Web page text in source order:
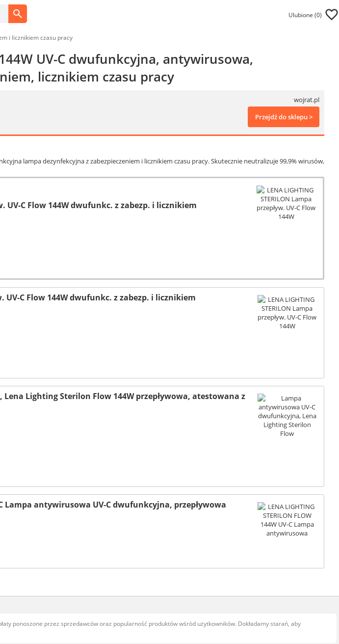
Ulubione (0)
i licznikiem czasu pracy
UV-C dwufunkcyjna, antywirusowa,
licznikiem czasu pracy
wojrat.pl
Przejdź do sklepu >
lampa dezynfekcyjna z zabezpieczeniem i licznikiem czasu pracy. Skutecznie neutralizuje 99,9% wirusów,
UV-C Flow 144W dwufunkc. z zabezp. i licznikiem
UV-C Flow 144W dwufunkc. z zabezp. i licznikiem
Lighting Sterilon Flow 144W przepływowa, atestowana z
C Lampa antywirusowa UV-C dwufunkcyjna, przepływowa
ponoszone przez sprzedawców oraz popularność produktów wśród użytkowników. Dokładamy starań, aby